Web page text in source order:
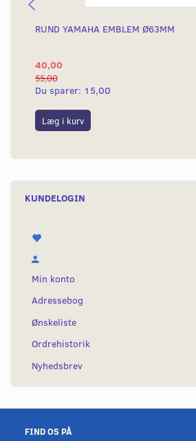
RUND YAMAHA EMBLEM Ø63MM
40,00
55,00
Du sparer: 15,00
Læg i kurv
KUNDELOGIN
Min konto
Adressebog
Ønskeliste
Ordrehistorik
Nyhedsbrev
FIND OS PÅ